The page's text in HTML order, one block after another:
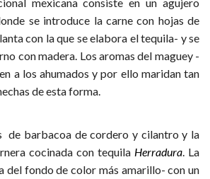
se introduce la carne con hojas de
con la que se elabora el tequila- y se
con madera. Los aromas del maguey -
a los ahumados y por ello maridan tan
de esta forma.
de barbacoa de cordero y cilantro y la
cocinada con tequila Herradura. La
del fondo de color más amarillo- con un